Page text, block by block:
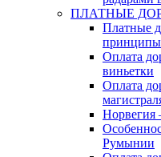
ПЛАТНЫЕ
Платные
Оплата
виньетки
Оплата
Норвегия
Румынии